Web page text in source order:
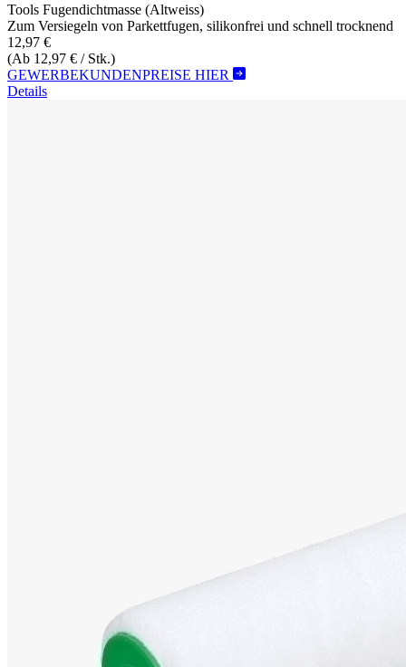
Tools Fugendichtmasse (Altweiss)
Zum Versiegeln von Parkettfugen, silikonfrei und schnell trocknend
12,97 €
(Ab 12,97 € / Stk.)
GEWERBEKUNDENPREISE HIER
Details